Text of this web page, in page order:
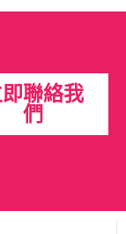
聯絡我
們